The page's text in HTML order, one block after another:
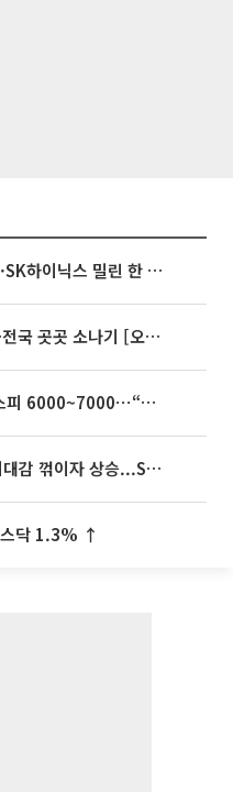
[베스트&워스트] 삼성전자·SK하이닉스 밀린 한 주…상상인증권은 85% 급등
35도 안팎 무더위 이어져…전국 곳곳 소나기 [오늘 날씨]
[주간증시전망] 다음주 코스피 6000~7000⋯“外人 수급은 정책이 변수”
뉴욕증시, 연준 금리인상 기대감 꺾이자 상승...S&P500 사상 최고치 [종합]
닥 1.3% ↑